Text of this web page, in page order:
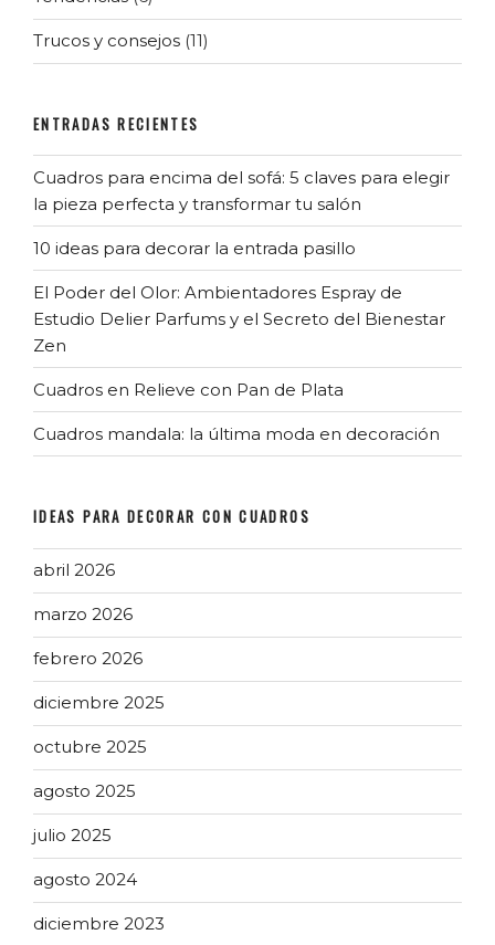
Trucos y consejos (11)
ENTRADAS RECIENTES
Cuadros para encima del sofá: 5 claves para elegir
la pieza perfecta y transformar tu salón
10 ideas para decorar la entrada pasillo
El Poder del Olor: Ambientadores Espray de
Estudio Delier Parfums y el Secreto del Bienestar
Zen
Cuadros en Relieve con Pan de Plata
Cuadros mandala: la última moda en decoración
IDEAS PARA DECORAR CON CUADROS
abril 2026
marzo 2026
febrero 2026
diciembre 2025
octubre 2025
agosto 2025
julio 2025
agosto 2024
diciembre 2023